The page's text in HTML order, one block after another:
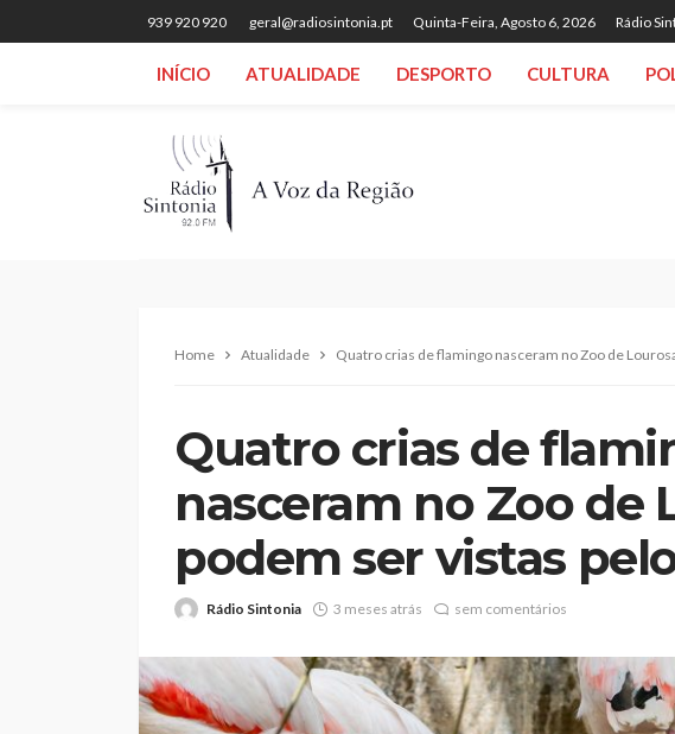
939 920 920 geral@radiosintonia.pt Quinta-Feira, Agosto 6, 2026 Rádio
INÍCIO ATUALIDADE DESPORTO CULTURA
Home Atualidade Quatro crias de flamingo nasceram no Zoo de
Quatro crias de
nasceram no Zoo de
podem ser vistas
Rádio Sintonia 3 meses atrás sem comentários